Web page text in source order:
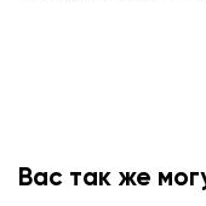
Вас так же